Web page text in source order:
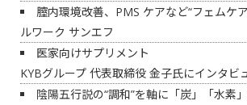
膣内環境改善、PMS ケアなど“フェムケ
ルワーク サンエフ
医家向けサプリメント
KYBグループ 代表取締役 金子氏にインタビ
陰陽五行説の“調和”を軸に「炭」「水素